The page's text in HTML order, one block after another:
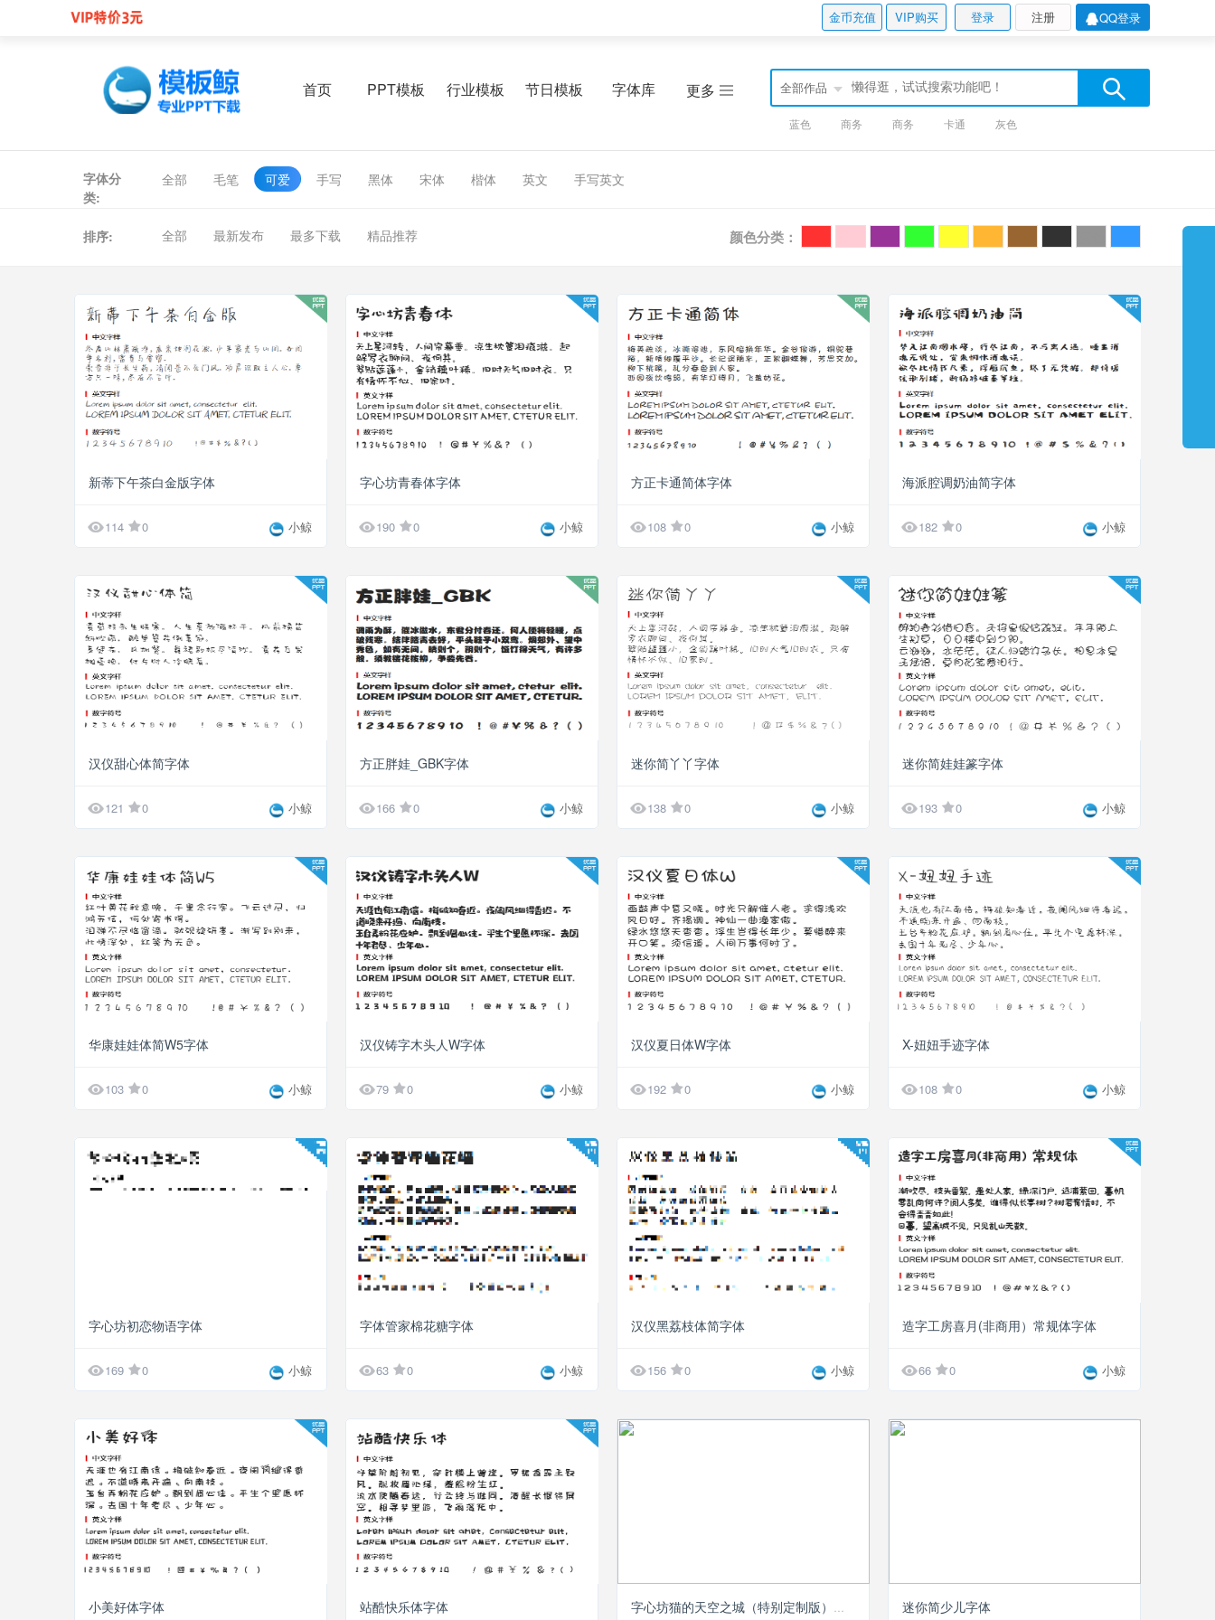
登录 注册 QQ登录
金币充值 VIP购买
首页 PPT模板 行业模板 节日模板 字体库 更多 全部作品
蓝色 商务 商务 卡通 灰色
字体分
类:
全部 毛笔 可爱 手写 黑体 宋体 楷体 英文 手写英文
排序: 全部 最新发布 最多下载 精品推荐 颜色分类：
新蒂下午茶白金版字体
114 0 小鲸
字心坊青春体字体
190 0 小鲸
方正卡通简体字体
108 0 小鲸
海派腔调奶油简字体
182 0 小鲸
汉仪甜心体简字体
121 0 小鲸
方正胖娃_GBK字体
166 0 小鲸
迷你简丫丫字体
138 0 小鲸
迷你简娃娃篆字体
193 0 小鲸
华康娃娃体简W5字体
103 0 小鲸
汉仪铸字木头人W字体
79 0 小鲸
汉仪夏日体W字体
192 0 小鲸
X-妞妞手迹字体
108 0 小鲸
字心坊初恋物语字体
169 0 小鲸
字体管家棉花糖字体
63 0 小鲸
汉仪黑荔枝体简字体
156 0 小鲸
造字工房喜月(非商用）常规体字体
66 0 小鲸
小美好体字体 站酷快乐体字体 迷你简少儿字体